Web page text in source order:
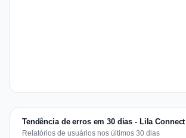
Tendência de erros em 30 dias - Lila Connect
Relatórios de usuários nos últimos 30 dias